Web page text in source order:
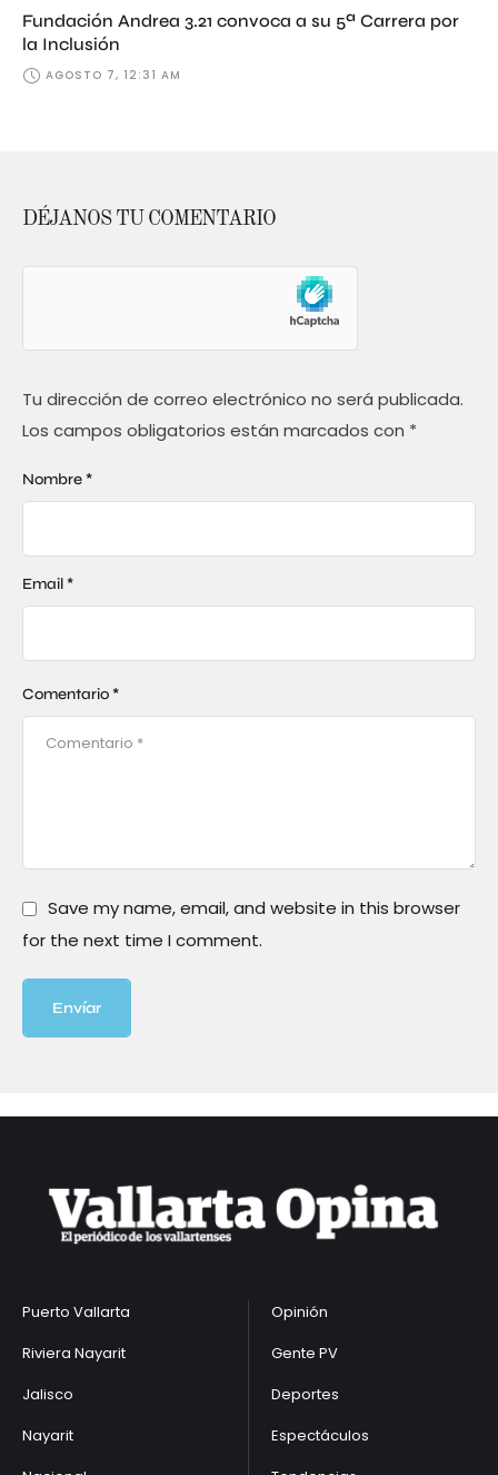
Fundación Andrea 3.21 convoca a su 5ª Carrera por
la Inclusión
AGOSTO 7, 12:31 AM
DÉJANOS TU COMENTARIO
Tu dirección de correo electrónico no será publicada.
Los campos obligatorios están marcados con *
Comentario *
Nombre *
Email *
Save my name, email, and website in this browser
for the next time I comment.
Envíar
Puerto Vallarta
Riviera Nayarit
Jalisco
Nayarit
Opinión
Gente PV
Deportes
Espectáculos